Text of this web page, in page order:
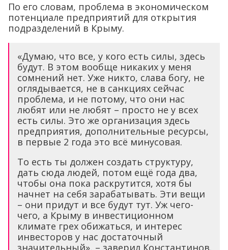
По его словам, проблема в экономическом
потенциале предприятий для открытия
подразделений в Крыму.
«Думаю, что все, у кого есть силы, здесь
будут. В этом вообще никаких у меня
сомнений нет. Уже никто, слава богу, не
оглядывается, не в санкциях сейчас
проблема, и не потому, что они нас
любят или не любят – просто не у всех
есть силы. Это же организация здесь
предприятия, дополнительные ресурсы,
в первые 2 года это всё минусовая.
То есть ты должен создать структуру,
дать сюда людей, потом ещё года два,
чтобы она пока раскрутится, хотя бы
начнет на себя зарабатывать. Эти вещи
– они придут и все будут тут. Уж чего-
чего, а Крыму в инвестиционном
климате грех обижаться, и интерес
инвесторов у нас достаточный
значительный», – заверил Константинов.